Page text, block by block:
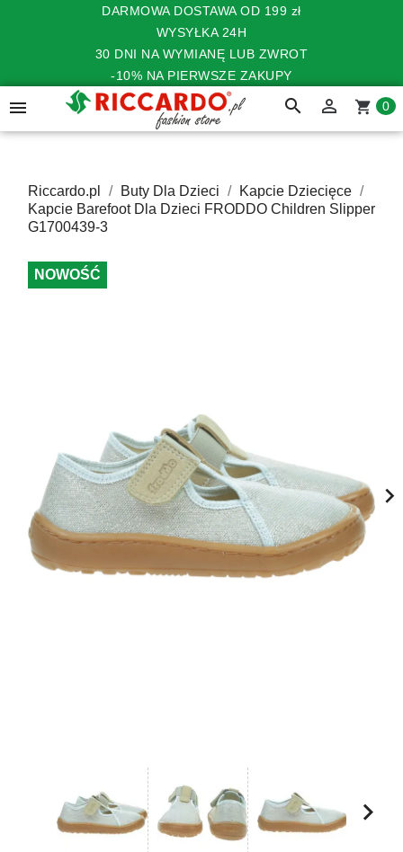
DARMOWA DOSTAWA OD 199 zł
WYSYŁKA 24H
30 DNI NA WYMIANĘ LUB ZWROT
-10% NA PIERWSZE ZAKUPY
 search  shopping_cart 0
Riccardo.pl Buty Dla Dzieci
Kapcie Dziecięce
Kapcie Barefoot Dla Dzieci FRODDO Children Slipper
G1700439-3
NOWOŚĆ
